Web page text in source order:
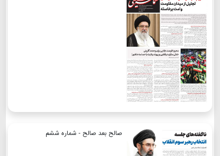
صالح بعد صالح - شماره ششم